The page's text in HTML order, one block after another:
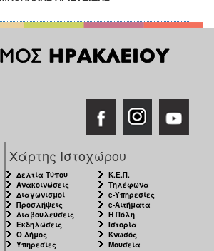
Χάρτης Ιστοχώρου
Δελτία Τύπου
Ανακοινώσεις
Διαγωνισμοί
Προσλήψεις
Διαβουλεύσεις
Εκδηλώσεις
Ο Δήμος
Υπηρεσίες
Κ.Ε.Π.
Τηλέφωνα
e-Υπηρεσίες
e-Αιτήματα
Η Πόλη
Ιστορία
Κνωσός
Μουσεία